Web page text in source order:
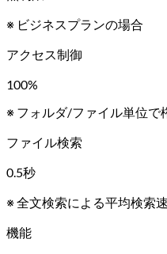
※ ビジネスプランの場合
アクセス制御
100%
※ フォルダ/ファイル単位で
ファイル検索
0.5秒
※ 全文検索による平均検索
機能